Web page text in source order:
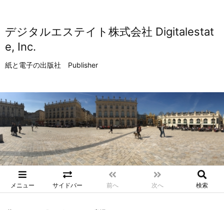
デジタルエステイト株式会社 Digitalestat
e, Inc.
紙と電子の出版社 Publisher
メニュー サイドバー 前へ 次へ 検索